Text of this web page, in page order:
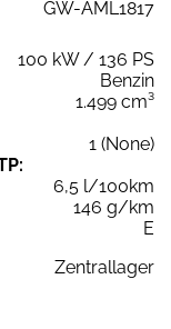
GW-AML1817
100 kW / 136 PS
Benzin
1.499 cm³
1 (None)
6,5 l/100km
146 g/km
E
Zentrallager